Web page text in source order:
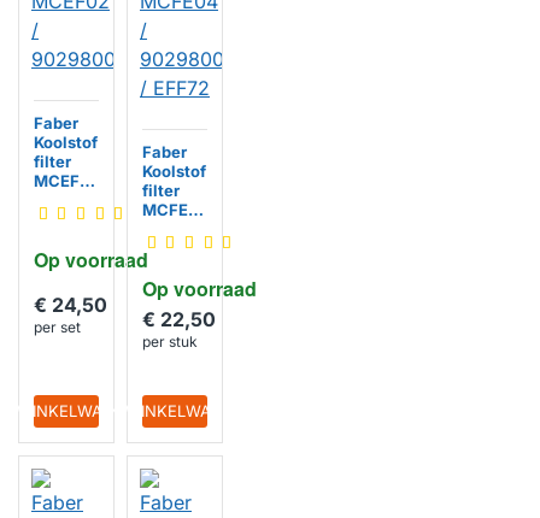
Op voorraad
Faber
Koolstof
filter
MCEF0
902980
€ 24,50
per set
WINKELWAGEN
Op voorraad
Faber
Koolstof
filter
MCFE0
902980
0480 /
EFF72
€ 22,50
per stuk
IN WINKELWAGEN